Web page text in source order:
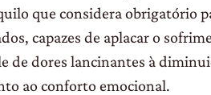
que considera obrigatório
capazes de aplacar o
dores lancinantes à
ao conforto emocional.